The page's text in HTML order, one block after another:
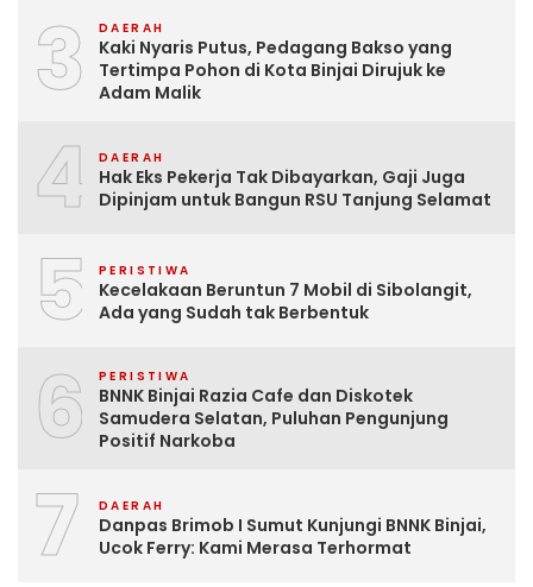
3 DAERAH
Kaki Nyaris Putus, Pedagang Bakso yang
Tertimpa Pohon di Kota Binjai Dirujuk ke
Adam Malik
4 DAERAH
Hak Eks Pekerja Tak Dibayarkan, Gaji Juga
Dipinjam untuk Bangun RSU Tanjung Selamat
5 PERISTIWA
Kecelakaan Beruntun 7 Mobil di Sibolangit,
Ada yang Sudah tak Berbentuk
6 PERISTIWA
BNNK Binjai Razia Cafe dan Diskotek
Samudera Selatan, Puluhan Pengunjung
Positif Narkoba
7 DAERAH
Danpas Brimob I Sumut Kunjungi BNNK Binjai,
Ucok Ferry: Kami Merasa Terhormat